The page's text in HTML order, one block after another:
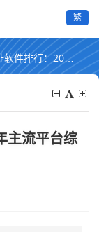
繁
年主流平台综合测评
主流平台综